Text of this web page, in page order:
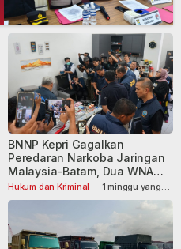
Hukum dan Kriminal - 1 minggu yang
BNNP Kepri Gagalkan
Peredaran Narkoba Jaringan
Malaysia-Batam, Dua WNA
Masih Diburu